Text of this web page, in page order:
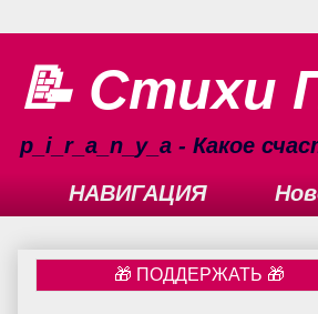
📝 Стихи
p_i_r_a_n_y_a - Какое
НАВИГАЦИЯ